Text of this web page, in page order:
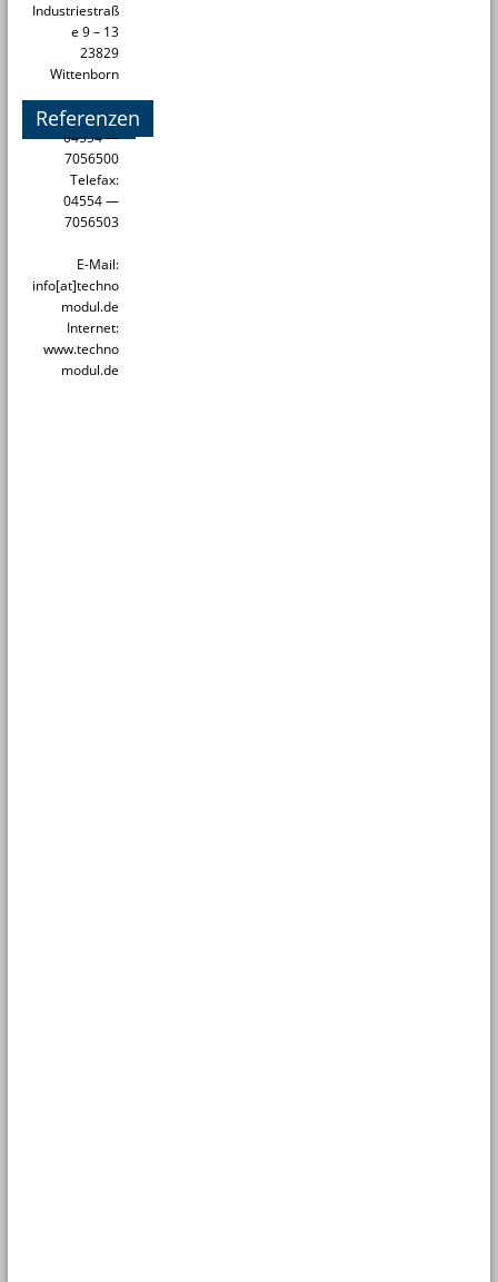
Industriestraß
e 9 – 13
23829
Wittenborn
Telefon:
04554 —
7056500
Telefax:
04554 —
7056503
E-Mail:
info[at]techno
modul.de
Internet:
www.techno
modul.de
Referenzen